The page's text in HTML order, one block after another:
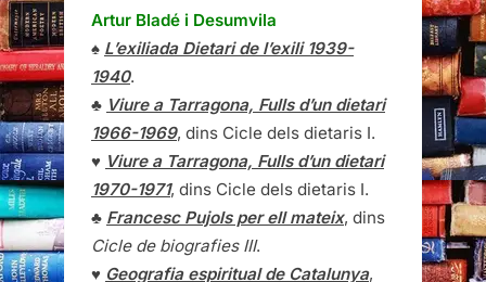
Artur Bladé i Desumvila
♠ L’exiliada Dietari de l’exili 1939-
1940.
♣ Viure a Tarragona, Fulls d’un dietari
1966-1969, dins Cicle dels dietaris I.
♥ Viure a Tarragona, Fulls d’un dietari
1970-1971, dins Cicle dels dietaris I.
♣ Francesc Pujols per ell mateix, dins
Cicle de biografies III.
♥ Geografia espiritual de Catalunya,